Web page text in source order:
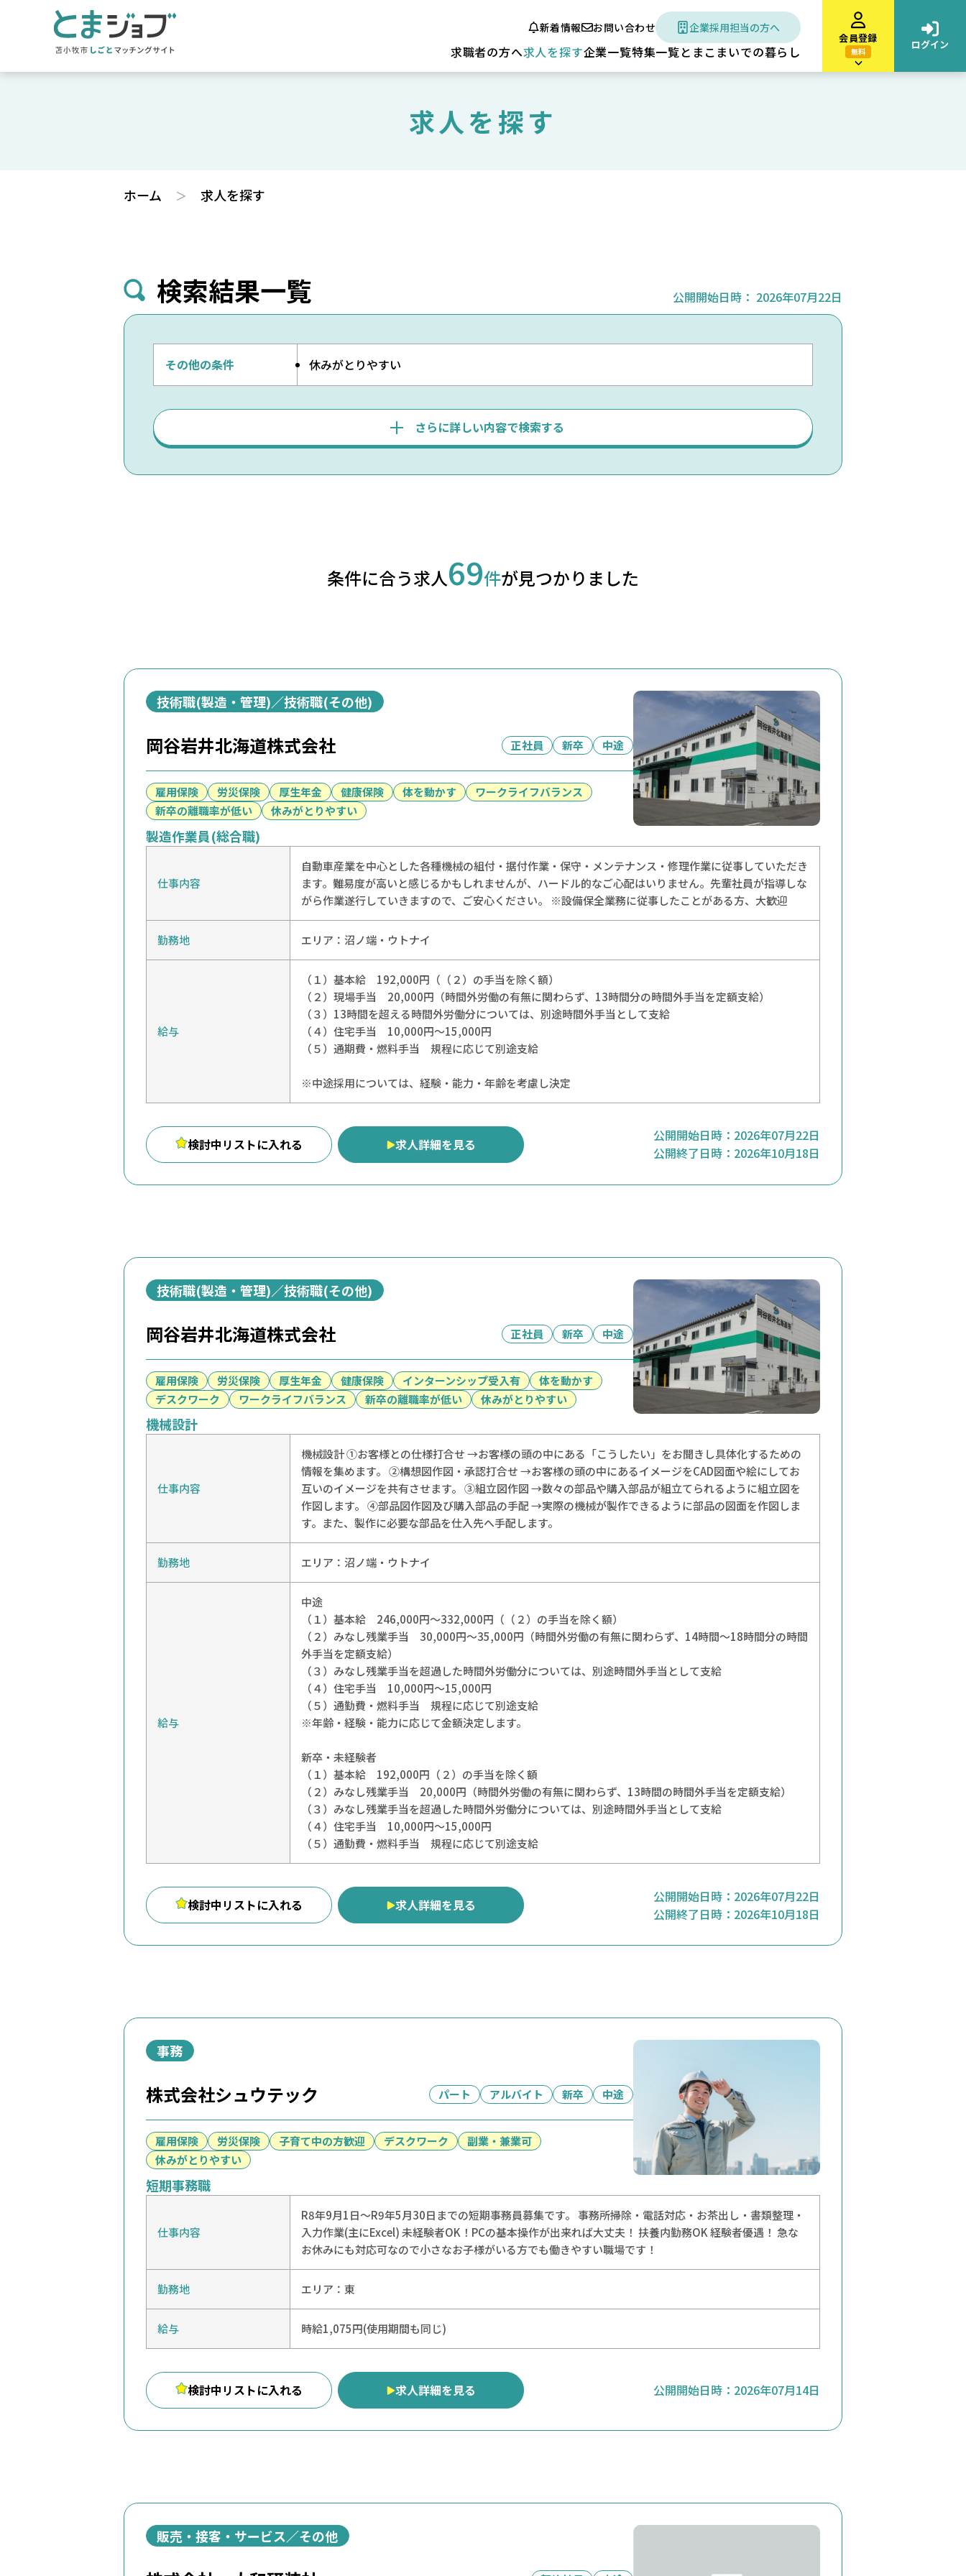
新着情報 お問い合わせ 企業採用担当の方へ
求職者の方へ求人を探す企業一覧特集一覧とまこまいでの暮らし
会員登録
無料
ログイン
求人を探す
ホーム 求人を探す
検索結果一覧 公開開始日時： 2026年07月22日
その他の条件 休みがとりやすい
さらに詳しい内容で検索する
条件に合う求人69件が見つかりました
技術職(製造・管理)／技術職(その他)
岡谷岩井北海道株式会社 正社員 新卒 中途
雇用保険 労災保険 厚生年金 健康保険 体を動かす
ワークライフバランス
新卒の離職率が低い
休みがとりやすい
製造作業員(総合職)
仕事内容
自動車産業を中心とした各種機械の組付・据付作業・保守・メンテナンス・修理作業に従事していただき
ます。難易度が高いと感じるかもしれませんが、ハードル的なご心配はいりません。先輩社員が指導しな
がら作業遂行していきますので、ご安心ください。 ※設備保全業務に従事したことがある方、大歓迎
勤務地 エリア： 沼ノ端・ウトナイ
給与
（１）基本給 192,000円（（２）の手当を除く額）
（２）現場手当 20,000円（時間外労働の有無に関わらず、13時間分の時間外手当を定額支給）
（３）13時間を超える時間外労働分については、別途時間外手当として支給
（４）住宅手当 10,000円～15,000円
（５）通期費・燃料手当 規程に応じて別途支給
※中途採用については、経験・能力・年齢を考慮し決定
検討中リストに入れる 求人詳細を見る
公開開始日時： 2026年07月22日
公開終了日時： 2026年10月18日
技術職(製造・管理)／技術職(その他)
岡谷岩井北海道株式会社 正社員 新卒 中途
雇用保険 労災保険 厚生年金 健康保険 インターンシップ受入有
体を動かす
デスクワーク
ワークライフバランス 新卒の離職率が低い 休みがとりやすい
機械設計
仕事内容
機械設計 ➀お客様との仕様打合せ →お客様の頭の中にある「こうしたい」をお聞きし具体化するための
情報を集めます。 ②構想図作図・承認打合せ →お客様の頭の中にあるイメージをCAD図面や絵にしてお
互いのイメージを共有させます。 ③組立図作図 →数々の部品や購入部品が組立てられるように組立図を
作図します。 ④部品図作図及び購入部品の手配 →実際の機械が製作できるように部品の図面を作図しま
す。また、製作に必要な部品を仕入先へ手配します。
勤務地 エリア： 沼ノ端・ウトナイ
給与
中途
（１）基本給 246,000円～332,000円（（２）の手当を除く額）
（２）みなし残業手当 30,000円～35,000円（時間外労働の有無に関わらず、14時間～18時間分の時間
外手当を定額支給）
（３）みなし残業手当を超過した時間外労働分については、別途時間外手当として支給
（４）住宅手当 10,000円～15,000円
（５）通勤費・燃料手当 規程に応じて別途支給
※年齢・経験・能力に応じて金額決定します。
新卒・未経験者
（１）基本給 192,000円（２）の手当を除く額
（２）みなし残業手当 20,000円（時間外労働の有無に関わらず、13時間の時間外手当を定額支給）
（３）みなし残業手当を超過した時間外労働分については、別途時間外手当として支給
（４）住宅手当 10,000円～15,000円
（５）通勤費・燃料手当 規程に応じて別途支給
検討中リストに入れる 求人詳細を見る
公開開始日時： 2026年07月22日
公開終了日時： 2026年10月18日
事務
株式会社シュウテック パート アルバイト 新卒 中途
雇用保険 労災保険 子育て中の方歓迎 デスクワーク
副業・兼業可
休みがとりやすい
短期事務職
仕事内容
R8年9月1日～R9年5月30日までの短期事務員募集です。 事務所掃除・電話対応・お茶出し・書類整理・
入力作業(主にExcel) 未経験者OK！PCの基本操作が出来れば大丈夫！ 扶養内勤務OK 経験者優遇！ 急な
お休みにも対応可なので小さなお子様がいる方でも働きやすい職場です！
勤務地 エリア： 東
給与 時給1,075円(使用期間も同じ)
検討中リストに入れる 求人詳細を見る 公開開始日時： 2026年07月14日
販売・接客・サービス／その他